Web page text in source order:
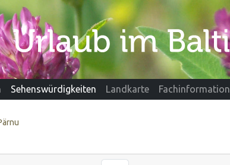
Sehenswürdigkeiten Landkarte Fachinformation